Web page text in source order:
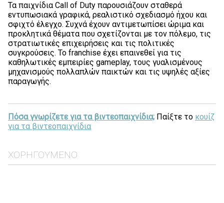
Τα παιχνίδια Call of Duty παρουσιάζουν σταθερά
εντυπωσιακά γραφικά, ρεαλιστικό σχεδιασμό ήχου και
σφιχτό έλεγχο. Συχνά έχουν αντιμετωπίσει ώριμα και
προκλητικά θέματα που σχετίζονται με τον πόλεμο, τις
στρατιωτικές επιχειρήσεις και τις πολιτικές
συγκρούσεις. Το franchise έχει επαινεθεί για τις
καθηλωτικές εμπειρίες gameplay, τους γυαλισμένους
μηχανισμούς πολλαπλών παικτών και τις υψηλές αξίες
παραγωγής.
Πόσα γνωρίζετε για τα βιντεοπαιχνίδια; Παίξτε το κουίζ
για τα βιντεοπαιχνίδια
ΧΟΡΗΓΟΎΜΕΝΟ